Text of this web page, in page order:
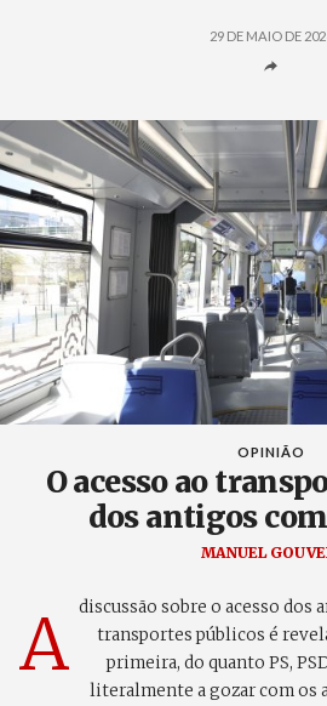
29 DE MAIO DE
OPINIÃO
O acesso ao
dos antigos
MANUEL
A discussão sobre o acesso dos
transportes públicos é
primeira, do quanto PS,
literalmente a gozar com os